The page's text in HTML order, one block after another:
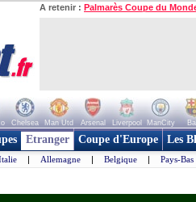
A retenir : Palmarès Coupe du
Chelsea Man Utd Arsenal Liverpool ManCity
Etranger Coupe d'Europe Les
| Allemagne | Belgique | Pays-Bas